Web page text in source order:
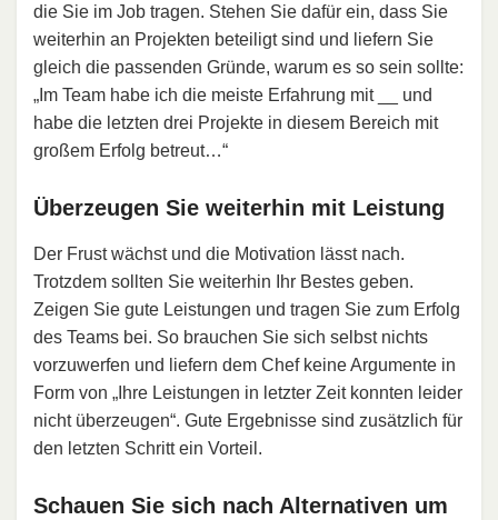
die Sie im Job tragen. Stehen Sie dafür ein, dass Sie
weiterhin an Projekten beteiligt sind und liefern Sie
gleich die passenden Gründe, warum es so sein sollte:
„Im Team habe ich die meiste Erfahrung mit __ und
habe die letzten drei Projekte in diesem Bereich mit
großem Erfolg betreut…“
Überzeugen Sie weiterhin mit Leistung
Der Frust wächst und die Motivation lässt nach.
Trotzdem sollten Sie weiterhin Ihr Bestes geben.
Zeigen Sie gute Leistungen und tragen Sie zum Erfolg
des Teams bei. So brauchen Sie sich selbst nichts
vorzuwerfen und liefern dem Chef keine Argumente in
Form von „Ihre Leistungen in letzter Zeit konnten leider
nicht überzeugen“. Gute Ergebnisse sind zusätzlich für
den letzten Schritt ein Vorteil.
Schauen Sie sich nach Alternativen um